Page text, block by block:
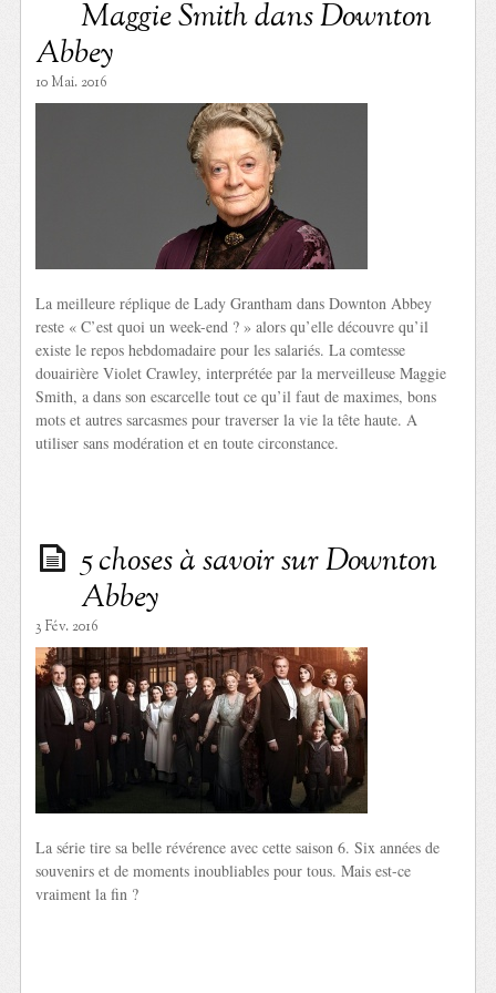
Maggie Smith dans Downton
Abbey
10 Mai. 2016
La meilleure réplique de Lady Grantham dans Downton Abbey
reste « C’est quoi un week-end ? » alors qu’elle découvre qu’il
existe le repos hebdomadaire pour les salariés. La comtesse
douairière Violet Crawley, interprétée par la merveilleuse Maggie
Smith, a dans son escarcelle tout ce qu’il faut de maximes, bons
mots et autres sarcasmes pour traverser la vie la tête haute. A
utiliser sans modération et en toute circonstance.
5 choses à savoir sur Downton
Abbey
3 Fév. 2016
La série tire sa belle révérence avec cette saison 6. Six années de
souvenirs et de moments inoubliables pour tous. Mais est-ce
vraiment la fin ?